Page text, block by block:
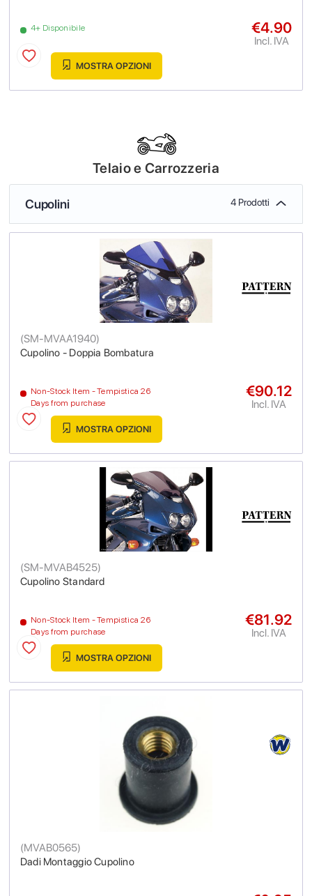
4+ Disponibile €4.90
Incl. IVA
MOSTRA OPZIONI
Telaio e Carrozzeria
Cupolini 4 Prodotti
Cupolino - Doppia Bombatura
(SM-MVAA1940)
Non-Stock Item - Tempistica 26
Days from purchase
€90.12
Incl. IVA
MOSTRA OPZIONI
Cupolino Standard
(SM-MVAB4525)
Non-Stock Item - Tempistica 26
Days from purchase
€81.92
Incl. IVA
MOSTRA OPZIONI
Dadi Montaggio Cupolino
(MVAB0565)